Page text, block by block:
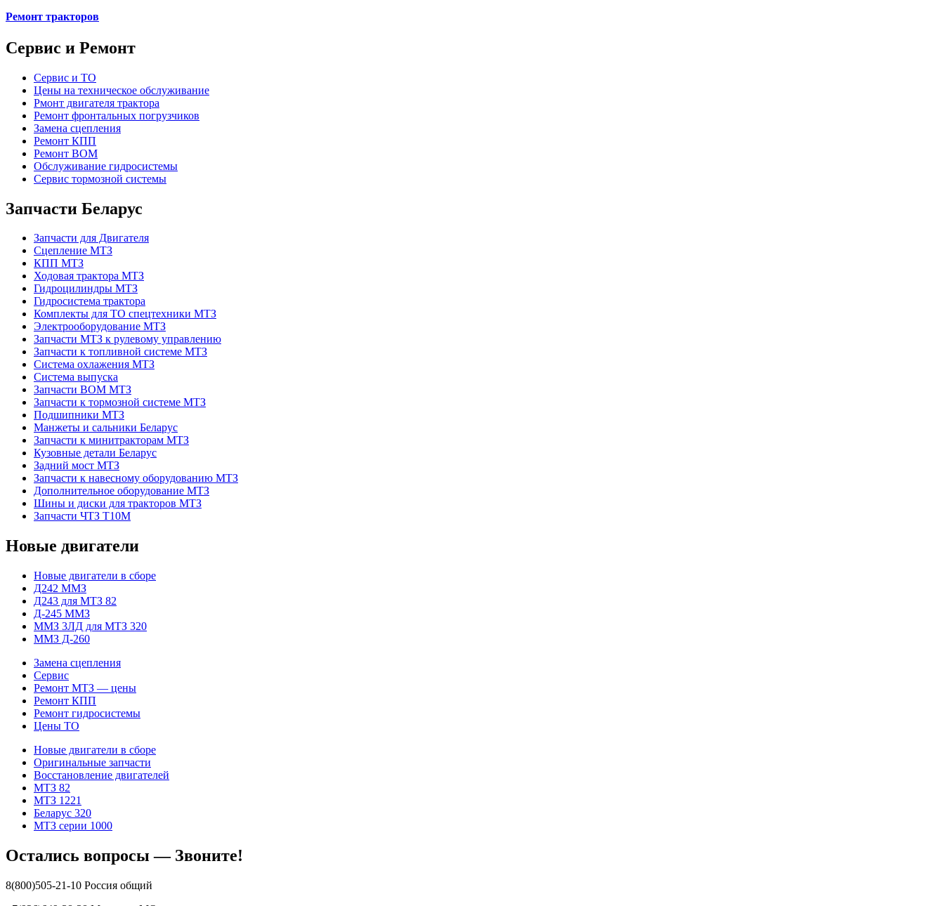
Ремонт тракторов
Сервис и Ремонт
Сервис и ТО
Цены на техническое обслуживание
Рмонт двигателя трактора
Ремонт фронтальных погрузчиков
Замена сцепления
Ремонт КПП
Ремонт ВОМ
Обслуживание гидросистемы
Сервис тормозной системы
Запчасти Беларус
Запчасти для Двигателя
Сцепление МТЗ
КПП МТЗ
Ходовая трактора МТЗ
Гидроцилиндры МТЗ
Гидросистема трактора
Комплекты для ТО спецтехники МТЗ
Электрооборудование МТЗ
Запчасти МТЗ к рулевому управлению
Запчасти к топливной системе МТЗ
Система охлажения МТЗ
Система выпуска
Запчасти ВОМ МТЗ
Запчасти к тормозной системе МТЗ
Подшипники МТЗ
Манжеты и сальники Беларус
Запчасти к минитракторам МТЗ
Кузовные детали Беларус
Задний мост МТЗ
Запчасти к навесному оборудованию МТЗ
Дополнительное оборудование МТЗ
Шины и диски для тракторов МТЗ
Запчасти ЧТЗ Т10М
Новые двигатели
Новые двигатели в сборе
Д242 ММЗ
Д243 для МТЗ 82
Д-245 ММЗ
ММЗ 3ЛД для МТЗ 320
ММЗ Д-260
Замена сцепления
Сервис
Ремонт МТЗ — цены
Ремонт КПП
Ремонт гидросистемы
Цены ТО
Новые двигатели в сборе
Оригинальные запчасти
Восстановление двигателей
МТЗ 82
МТЗ 1221
Беларус 320
МТЗ серии 1000
Остались вопросы — Звоните!
8(800)505-21-10 Россия общий